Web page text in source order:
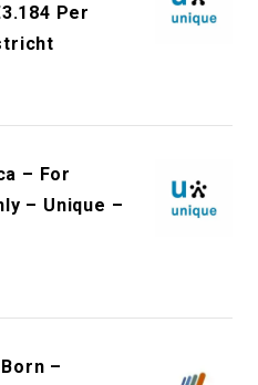
Per
– For
– Unique –
–